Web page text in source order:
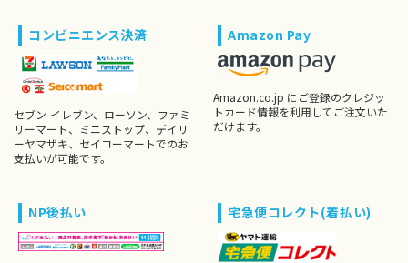
コンビニエンス決済
セブン-イレブン、ローソン、ファミ
リーマート、ミニストップ、デイリ
ーヤマザキ、セイコーマートでのお
支払いが可能です。
Amazon Pay
Amazon.co.jp にご登録のクレジッ
トカード情報を利用してご注文いた
だけます。
NP後払い 宅急便コレクト(着払い)